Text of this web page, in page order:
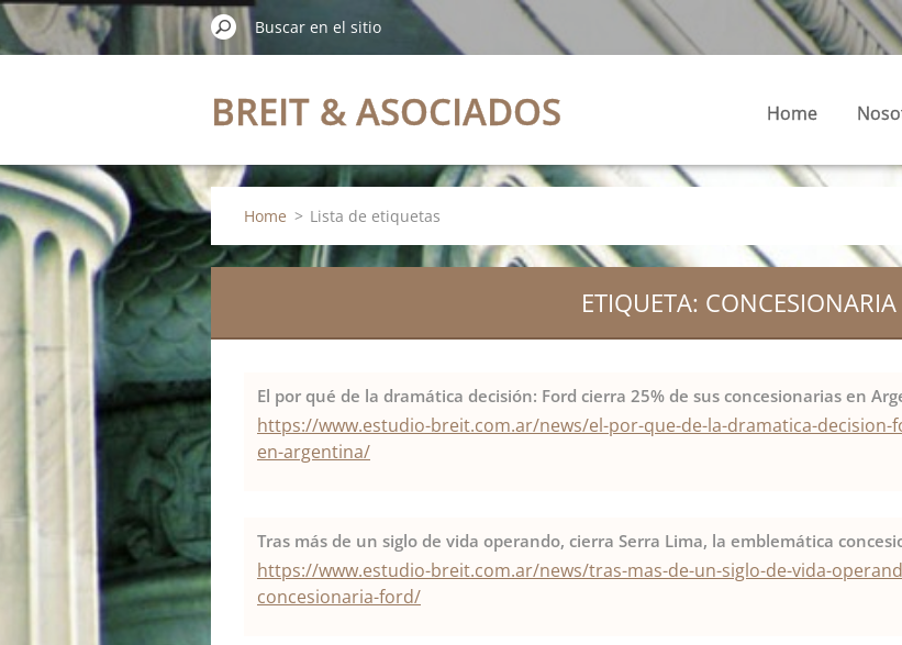
BREIT & ASOCIADOS Home
Home > Lista de etiquetas
ETIQUETA: CONCESIONARIA
El por qué de la dramática decisión: Ford cierra 25% de sus concesionarias en
https://www.estudio-breit.com.ar/news/el-por-que-de-la-dramatica-decision-
en-argentina/
Tras más de un siglo de vida operando, cierra Serra Lima, la emblemática
https://www.estudio-breit.com.ar/news/tras-mas-de-un-siglo-de-vida-
concesionaria-ford/